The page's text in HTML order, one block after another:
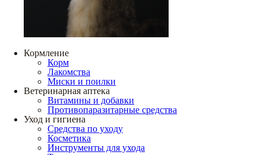
Кормление
Корм
Лакомства
Миски и поилки
Ветеринарная аптека
Витамины и добавки
Противопаразитарные средства
Уход и гигиена
Средства по уходу
Косметика
Инструменты для ухода